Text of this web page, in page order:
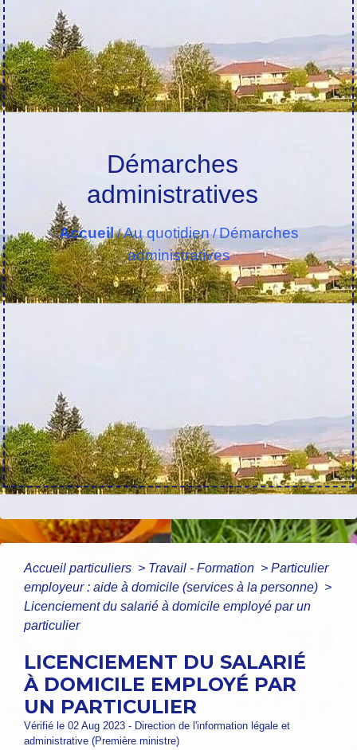
Démarches
administratives
Accueil/Au quotidien/Démarches
administratives
Accueil particuliers > Travail - Formation > Particulier
employeur : aide à domicile (services à la personne) >
Licenciement du salarié à domicile employé par un
particulier
LICENCIEMENT DU SALARIÉ
À DOMICILE EMPLOYÉ PAR
UN PARTICULIER
Vérifié le 02 Aug 2023 - Direction de l'information légale et
administrative (Première ministre)